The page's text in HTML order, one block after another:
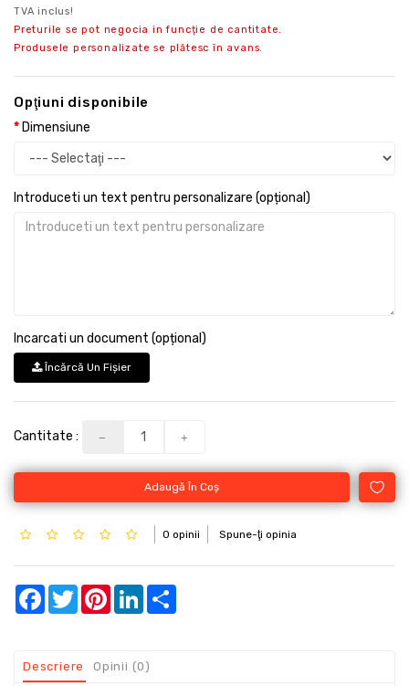
TVA inclus!
Preturile se pot negocia in funcție de cantitate.
Produsele personalizate se plătesc în avans.
Opţiuni disponibile
Dimensiune
Introduceti un text pentru personalizare (opțional)
Incarcati un document (opțional)
Încărcă Un Fişier
Cantitate :
Adaugă În Coş
0 opinii Spune-ţi opinia
Facebook
TwitterPinterestLinkedIn
Descriere Opinii (0)